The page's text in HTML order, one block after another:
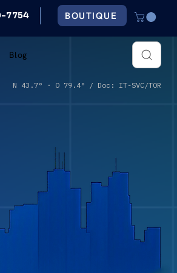
7754 BOUTIQUE
Blog
N 43.7° · O 79.4° / Doc: IT-SVC/TOR